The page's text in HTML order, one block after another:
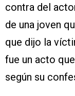
contra del
de una joven
que dijo la
fue un acto
según su